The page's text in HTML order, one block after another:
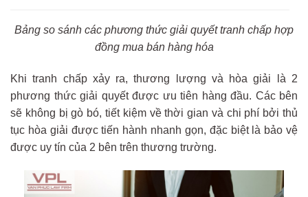
Bảng so sánh các phương thức giải quyết tranh chấp hợp
đồng mua bán hàng hóa
Khi tranh chấp xảy ra, thương lượng và hòa giải là 2
phương thức giải quyết được ưu tiên hàng đầu. Các bên
sẽ không bị gò bó, tiết kiệm về thời gian và chi phí bởi thủ
tục hòa giải được tiến hành nhanh gọn, đặc biệt là bảo vệ
được uy tín của 2 bên trên thương trường.